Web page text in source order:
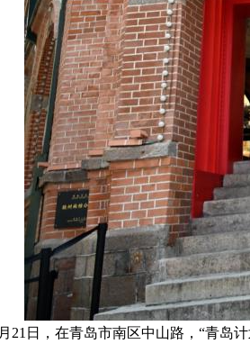
21日，在青岛市南区中山路，“青岛